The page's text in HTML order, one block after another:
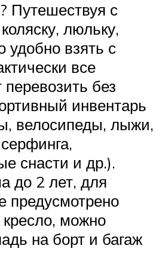
Путешествуя с
люльку,
удобно взять с
все
без
инвентарь
велосипеды, лыжи,
снасти и др.).
до 2 лет, для
предусмотрено
кресло, можно
на борт и багаж